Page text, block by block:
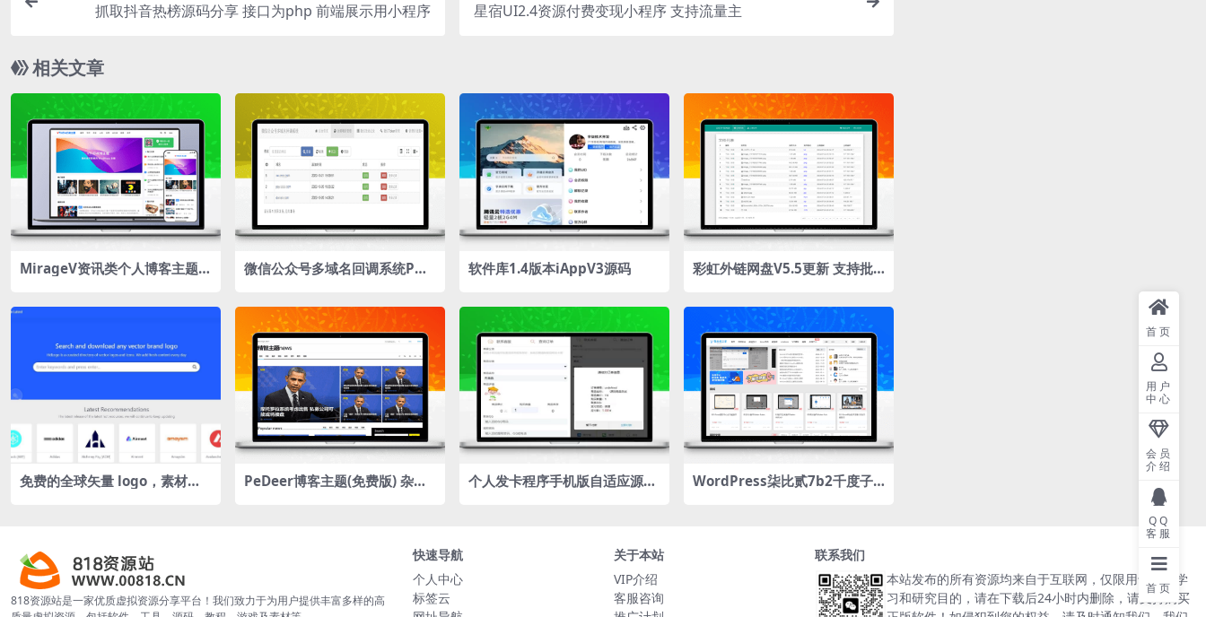
抓取抖音热榜源码分享 接口为php 前端展示用小程序 星宿UI2.4资源付费变现小程序 支持流量主
相关文章
MirageV资讯类个人博客主题源
微信公众号多域名回调系统PHP
软件库1.4版本iAppV3源码
彩虹外链网盘V5.5更新 支持批
免费的全球矢量 logo，素材在
PeDeer博客主题(免费版) 杂志
个人发卡程序手机版自适应源码
WordPress柒比贰7b2千度子
818资源站是一家优质虚拟资源分享平台！我们致力于为用户提供丰富多样的高
快速导航
个人中心
标签云
关于本站
VIP介绍
客服咨询
联系我们
本站发布的所有资源均来自于互联网，仅限用于个人学
习和研究目的，请在下载后24小时内删除，请支持购买
首页
用户
中心
会员
介绍
QQ
客服
首页